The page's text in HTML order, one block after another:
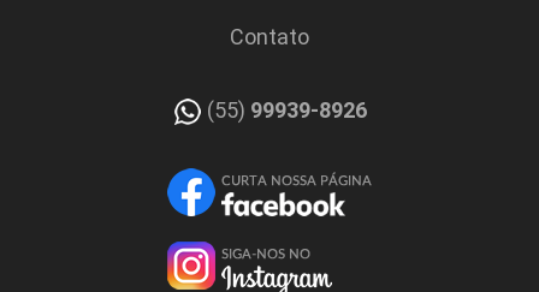
Contato
(55) 99939-8926